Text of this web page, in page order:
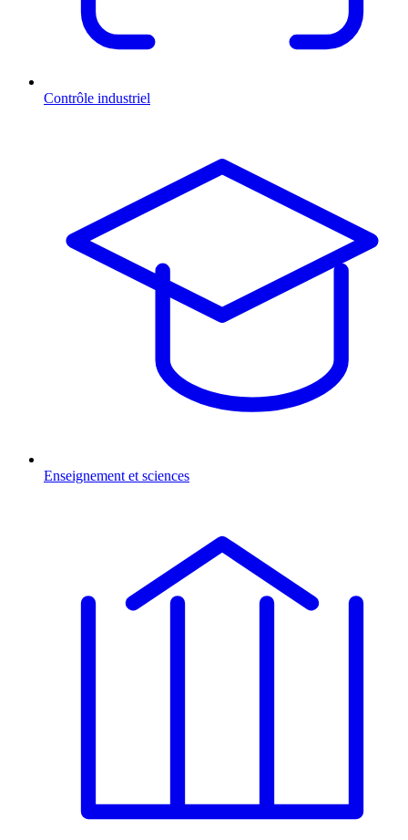
Contrôle industriel
Enseignement et sciences